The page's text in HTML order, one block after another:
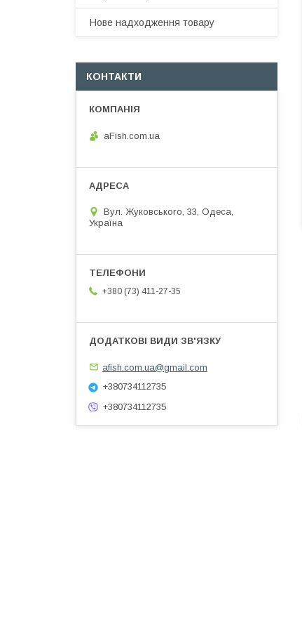
Нове надходження товару
КОНТАКТИ
aFish.com.ua
Вул. Жуковського, 33, Одеса,
Україна
+380 (73) 411-27-35
afish.com.ua@gmail.com
+380734112735
+380734112735